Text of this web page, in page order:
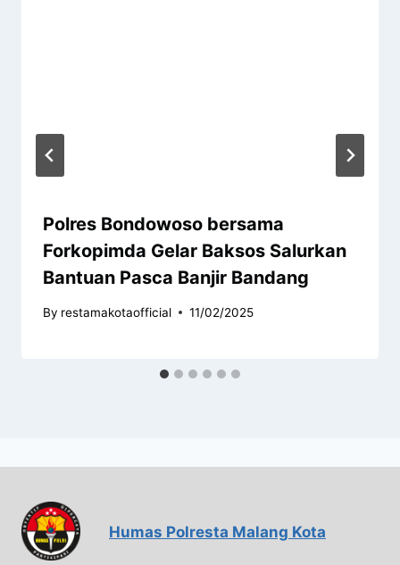
Polres Bondowoso bersama
Forkopimda Gelar Baksos Salurkan
Bantuan Pasca Banjir Bandang
By restamakotaofficial 11/02/2025
Humas Polresta Malang Kota